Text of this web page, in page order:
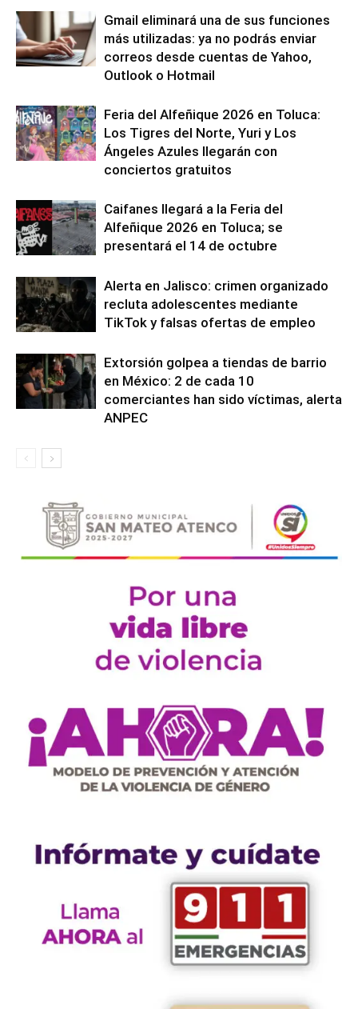
Gmail eliminará una de sus funciones
más utilizadas: ya no podrás enviar
correos desde cuentas de Yahoo,
Outlook o Hotmail
Feria del Alfeñique 2026 en Toluca:
Los Tigres del Norte, Yuri y Los
Ángeles Azules llegarán con
conciertos gratuitos
Caifanes llegará a la Feria del
Alfeñique 2026 en Toluca; se
presentará el 14 de octubre
Alerta en Jalisco: crimen organizado
recluta adolescentes mediante
TikTok y falsas ofertas de empleo
Extorsión golpea a tiendas de barrio
en México: 2 de cada 10
comerciantes han sido víctimas, alerta
ANPEC